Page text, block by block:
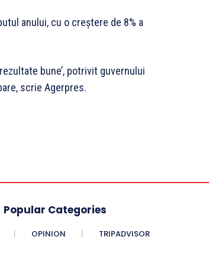
anului, cu o creștere de 8% a
bune’, potrivit guvernului
scrie Agerpres.
Popular Categories
OPINION TRIPADVISOR